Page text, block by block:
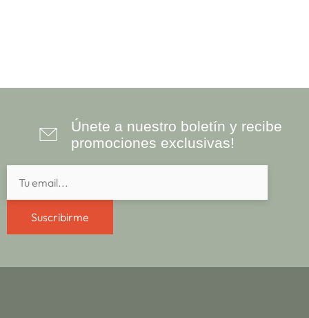
Únete a nuestro boletín y recibe
promociones exclusivas!
Suscribirme